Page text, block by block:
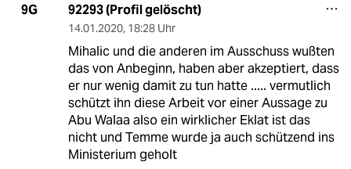
9G 92293 (Profil gelöscht)
14.01.2020, 18:28 Uhr
Mihalic und die anderen im Ausschuss wußten
das von Anbeginn, haben aber akzeptiert, dass
er nur wenig damit zu tun hatte ..... vermutlich
schützt ihn diese Arbeit vor einer Aussage zu
Abu Walaa also ein wirklicher Eklat ist das
nicht und Temme wurde ja auch schützend ins
Ministerium geholt